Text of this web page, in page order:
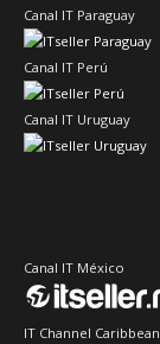
Canal IT Paraguay
Canal IT Perú
Canal IT Uruguay
Canal IT México
IT Channel Caribbean